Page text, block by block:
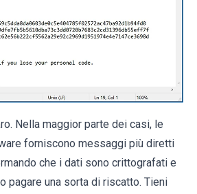
Nella maggior parte dei casi, le
forniscono messaggi più diretti
che i dati sono crittografati e
pagare una sorta di riscatto. Tieni